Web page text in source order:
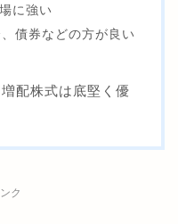
に強い
債券などの方が良い
配株式は底堅く優
ク